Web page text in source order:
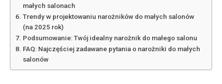
małych salonach
Trendy w projektowaniu narożników do małych salonów
(na 2025 rok)
Podsumowanie: Twój idealny narożnik do małego salonu
FAQ: Najczęściej zadawane pytania o narożniki do małych
salonów